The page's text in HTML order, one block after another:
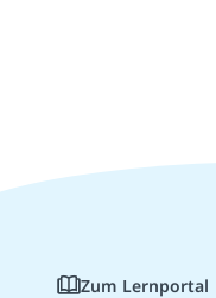
Zum Lernportal